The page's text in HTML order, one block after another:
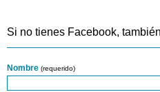
Si no tienes Facebook,
Nombre (requerido)